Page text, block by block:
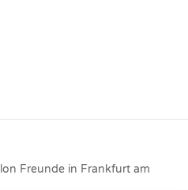
Freunde in Frankfurt am